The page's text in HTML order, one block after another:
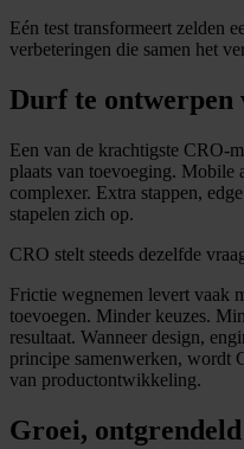
Eén test transformeert zelden
verbeteringen die samen het
Durf te
Een van de krachtigste CRO-
plaats van toevoeging. Mobile
complexer. Extra stappen,
stapelen zich op.
CRO stelt steeds dezelfde
Frictie wegnemen levert vaak
toevoegen. Minder keuzes.
resultaat. Wanneer design,
principe samenwerken, wordt
van productontwikkeling.
Groei,